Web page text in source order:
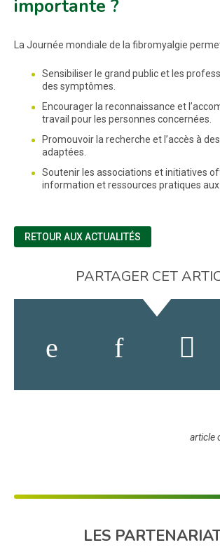
importante ?
La Journée mondiale de la fibromyalgie
Sensibiliser le grand public et les
des symptômes.
Encourager la reconnaissance et
travail pour les personnes concernées.
Promouvoir la recherche et l’accès à
adaptées.
Soutenir les associations et initiatives
information et ressources pratiques aux
RETOUR AUX ACTUALITÉS
PARTAGER CET
article
LES